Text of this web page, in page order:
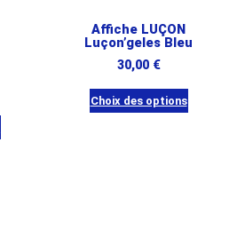
Affiche LUÇON
Luçon’geles Bleu
30,00 €
Choix des options